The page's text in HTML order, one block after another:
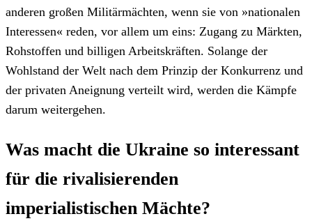
anderen großen Militärmächten, wenn sie von »nationalen
Interessen« reden, vor allem um eins: Zugang zu Märkten,
Rohstoffen und billigen Arbeitskräften. Solange der
Wohlstand der Welt nach dem Prinzip der Konkurrenz und
der privaten Aneignung verteilt wird, werden die Kämpfe
darum weitergehen.
Was macht die Ukraine so interessant
für die rivalisierenden
imperialistischen Mächte?